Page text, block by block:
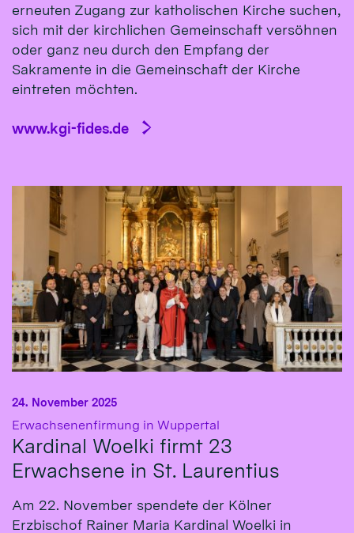
erneuten Zugang zur katholischen Kirche suchen,
sich mit der kirchlichen Gemeinschaft versöhnen
oder ganz neu durch den Empfang der
Sakramente in die Gemeinschaft der Kirche
eintreten möchten.
www.kgi-fides.de
Erwachsenenfirmung in Wuppertal
Kardinal Woelki firmt 23
Erwachsene in St. Laurentius
24. November 2025
Am 22. November spendete der Kölner
Erzbischof Rainer Maria Kardinal Woelki in